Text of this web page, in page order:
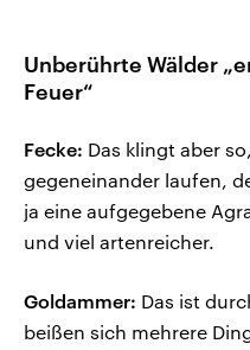
Unberührte Wälder
Feuer“
Fecke: Das klingt aber
gegeneinander laufen,
ja eine aufgegebene
und viel artenreicher.
Goldammer: Das ist
beißen sich mehrere